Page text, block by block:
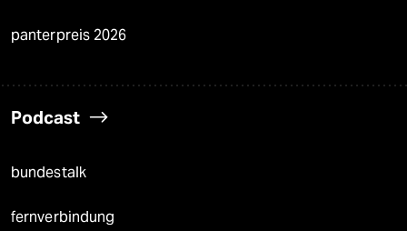
panterpreis 2026
Podcast
bundestalk
fernverbindung